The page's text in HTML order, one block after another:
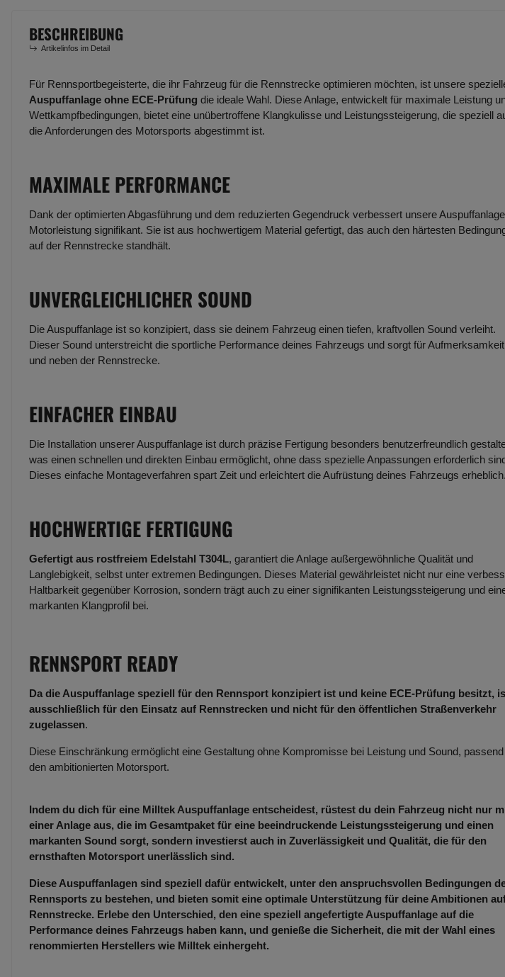
BESCHREIBUNG
Artikelinfos im Detail
Für Rennsportbegeisterte, die ihr Fahrzeug für die Rennstrecke optimieren möchten, ist unsere
Auspuffanlage ohne ECE-Prüfung die ideale Wahl. Diese Anlage, entwickelt für maximale Leistung
Wettkampfbedingungen, bietet eine unübertroffene Klangkulisse und Leistungssteigerung, die speziell
die Anforderungen des Motorsports abgestimmt ist.
MAXIMALE PERFORMANCE
Dank der optimierten Abgasführung und dem reduzierten Gegendruck verbessert unsere
Motorleistung signifikant. Sie ist aus hochwertigem Material gefertigt, das auch den härtesten
auf der Rennstrecke standhält.
UNVERGLEICHLICHER SOUND
Die Auspuffanlage ist so konzipiert, dass sie deinem Fahrzeug einen tiefen, kraftvollen Sound verleiht.
Dieser Sound unterstreicht die sportliche Performance deines Fahrzeugs und sorgt für
und neben der Rennstrecke.
EINFACHER EINBAU
Die Installation unserer Auspuffanlage ist durch präzise Fertigung besonders benutzerfreundlich
was einen schnellen und direkten Einbau ermöglicht, ohne dass spezielle Anpassungen erforderlich
Dieses einfache Montageverfahren spart Zeit und erleichtert die Aufrüstung deines Fahrzeugs erheblich.
HOCHWERTIGE FERTIGUNG
Gefertigt aus rostfreiem Edelstahl T304L, garantiert die Anlage außergewöhnliche Qualität und
Langlebigkeit, selbst unter extremen Bedingungen. Dieses Material gewährleistet nicht nur eine
Haltbarkeit gegenüber Korrosion, sondern trägt auch zu einer signifikanten Leistungssteigerung und
markanten Klangprofil bei.
RENNSPORT READY
Da die Auspuffanlage speziell für den Rennsport konzipiert ist und keine ECE-Prüfung besitzt,
ausschließlich für den Einsatz auf Rennstrecken und nicht für den öffentlichen Straßenverkehr
zugelassen.
Diese Einschränkung ermöglicht eine Gestaltung ohne Kompromisse bei Leistung und Sound,
den ambitionierten Motorsport.
Indem du dich für eine Milltek Auspuffanlage entscheidest, rüstest du dein Fahrzeug nicht nur
einer Anlage aus, die im Gesamtpaket für eine beeindruckende Leistungssteigerung und einen
markanten Sound sorgt, sondern investierst auch in Zuverlässigkeit und Qualität, die für den
ernsthaften Motorsport unerlässlich sind.
Diese Auspuffanlagen sind speziell dafür entwickelt, unter den anspruchsvollen Bedingungen
Rennsports zu bestehen, und bieten somit eine optimale Unterstützung für deine Ambitionen
Rennstrecke. Erlebe den Unterschied, den eine speziell angefertigte Auspuffanlage auf die
Performance deines Fahrzeugs haben kann, und genieße die Sicherheit, die mit der Wahl eines
renommierten Herstellers wie Milltek einhergeht.